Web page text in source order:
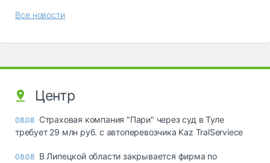
Все новости
Центр
08.08 Страховая компания "Пари" через суд в Туле
требует 29 млн руб. с автоперевозчика Kaz TralServiece
08.08 В Липецкой области закрывается фирма по